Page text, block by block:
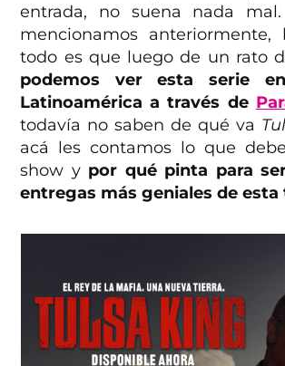
entrada, no suena nada
mencionamos
todo es que luego de un rato
podemos ver esta serie
Latinoamérica a través de
todavía no saben de qué va
acá les contamos lo que
show y por qué pinta para
entregas más geniales de esta